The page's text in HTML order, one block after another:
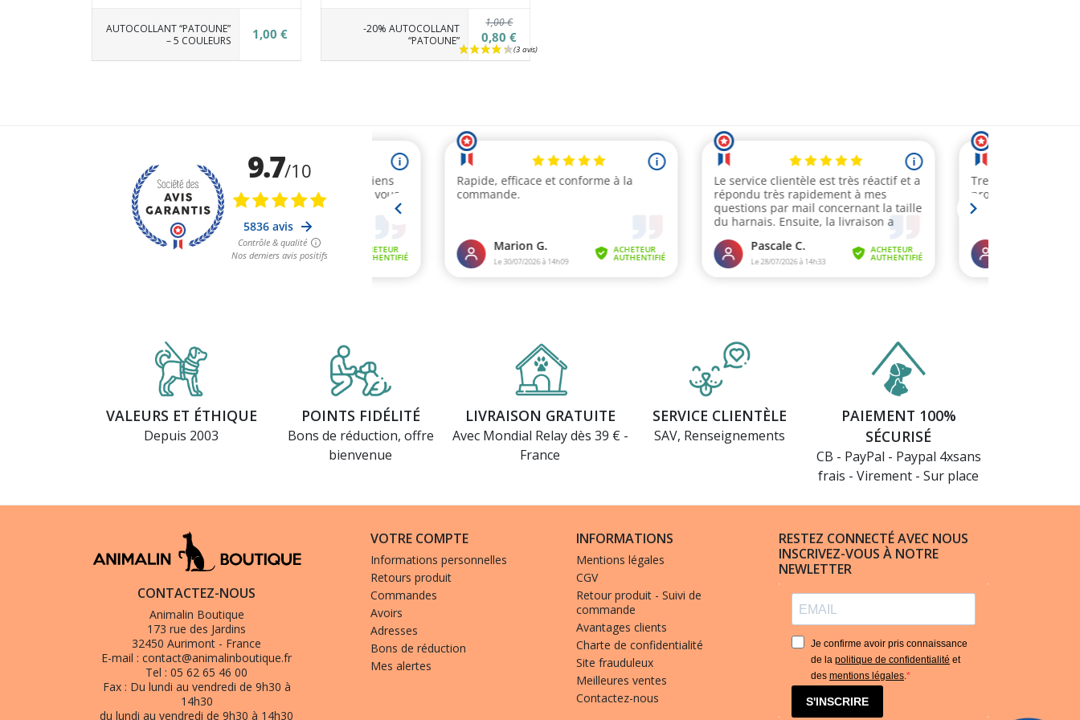
AUTOCOLLANT “PATOUNE”
– 5 COULEURS
1,00 €
-20% AUTOCOLLANT
“PATOUNE”
(3 avis)
0,80 €
1,00 €
VALEURS ET ÉTHIQUE
Depuis 2003
POINTS FIDÉLITÉ
Bons de réduction, offre
bienvenue
LIVRAISON GRATUITE
Avec Mondial Relay dès 39 € -
France
SERVICE CLIENTÈLE
SAV, Renseignements
PAIEMENT 100%
SÉCURISÉ
CB - PayPal - Paypal 4xsans
frais - Virement - Sur place
CONTACTEZ-NOUS
Animalin Boutique
173 rue des Jardins
32450 Aurimont - France
E-mail : contact@animalinboutique.fr
Tel : 05 62 65 46 00
Fax : Du lundi au vendredi de 9h30 à
14h30
du lundi au vendredi de 9h30 à 14h30
VOTRE COMPTE
Informations personnelles
Retours produit
Commandes
Avoirs
Adresses
Bons de réduction
Mes alertes
INFORMATIONS
Mentions légales
CGV
Retour produit - Suivi de
commande
Avantages clients
Charte de confidentialité
Site frauduleux
Meilleures ventes
Contactez-nous
RESTEZ CONNECTÉ AVEC NOUS
INSCRIVEZ-VOUS À NOTRE
NEWLETTER
Je confirme avoir pris connaissance
de la politique de confidentialité et
des mentions légales.
S'INSCRIRE